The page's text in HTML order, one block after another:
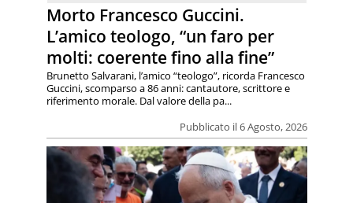
Morto Francesco Guccini.
L’amico teologo, “un faro per
molti: coerente fino alla fine”
Pubblicato il 6 Agosto, 2026
Brunetto Salvarani, l’amico “teologo”, ricorda Francesco
Guccini, scomparso a 86 anni: cantautore, scrittore e
riferimento morale. Dal valore della pa...